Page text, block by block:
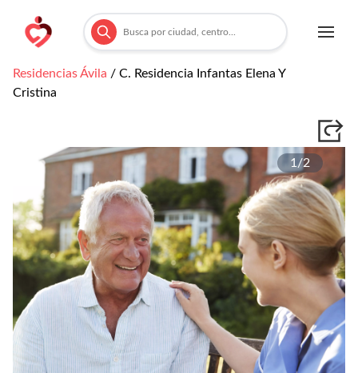
ResidenciasÁvila / C. Residencia Infantas Elena Y
Cristina
1/2